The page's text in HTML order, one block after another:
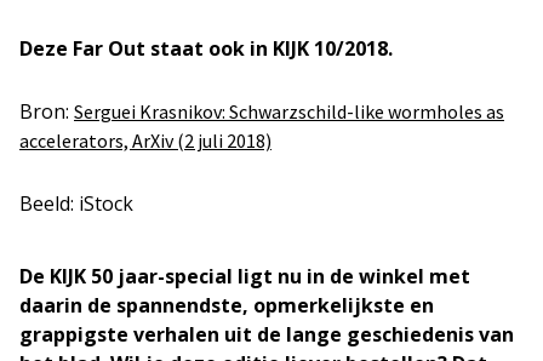
Deze Far Out staat ook in KIJK 10/2018.
Bron: Serguei Krasnikov: Schwarzschild-like wormholes as
accelerators, ArXiv (2 juli 2018)
Beeld: iStock
De KIJK 50 jaar-special ligt nu in de winkel met
daarin de spannendste, opmerkelijkste en
grappigste verhalen uit de lange geschiedenis van